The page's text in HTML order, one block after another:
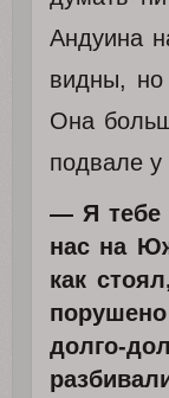
Андуина
видны, но
Она
подвале у
— Я тебе
нас на
как
долго-